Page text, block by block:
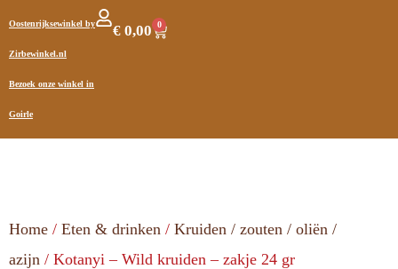
Oostenrijksewinkel by
Zirbewinkel.nl
Bezoek onze winkel in
Goirle
€ 0,00 0
Home / Eten & drinken / Kruiden / zouten / oliën /
azijn / Kotanyi – Wild kruiden – zakje 24 gr